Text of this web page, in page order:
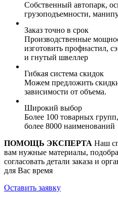
Собственный автопарк,
грузоподъемности,
Заказ точно в срок
Производственные
изготовить профнастил,
и гнутый швеллер
Гибкая система скидок
Можем предложить
зависимости от объема.
Широкий выбор
Более 100 товарных
более 8000 наименований
ПОМОЩЬ ЭКСПЕРТА Наш
вам нужные материалы,
согласовать детали заказа и
для Вас время
Оставить заявку